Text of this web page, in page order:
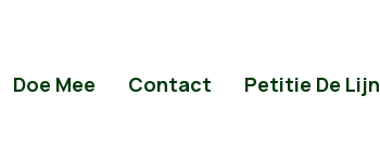
Doe Mee Contact Petitie De Lijn